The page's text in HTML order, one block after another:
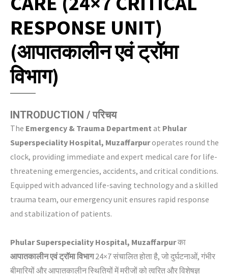
RESPONSE UNIT)
(आपातकालीन एवं ट्रॉमा
विभाग)
INTRODUCTION / परिचय
The Emergency & Trauma Department at Phular
Superspeciality Hospital, Muzaffarpuroperates round the
clock, providing immediate and expert medical care for life-
threatening emergencies, accidents, and critical conditions.
Equipped with advanced life-saving technology and a skilled
trauma team, our emergency unit ensures rapid response
and stabilization of patients.
Phular Superspeciality Hospital, Muzaffarpurका
आपातकालीन एवं ट्रॉमा विभाग24×7 संचालित होता है, जो दुर्घटनाओं, गंभीर
बीमारियों और आपातकालीन स्थितियों में मरीजों को त्वरित और विशेषज्ञ